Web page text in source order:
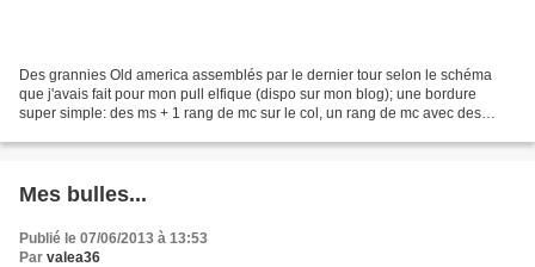
Des grannies Old america assemblés par le dernier tour selon le schéma
que j'avais fait pour mon pull elfique (dispo sur mon blog); une bordure
super simple: des ms + 1 rang de mc sur le col, un rang de mc avec des
Mes bulles...
Publié le 07/06/2013 à 13:53
Par valea36